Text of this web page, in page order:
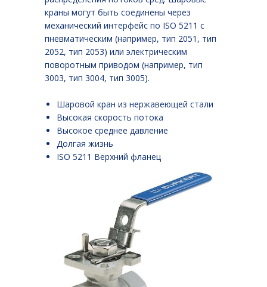
краны могут быть соединены через
механический интерфейс по ISO 5211 с
пневматическим (например, тип 2051, тип
2052, тип 2053) или электрическим
поворотным приводом (например, тип
3003, тип 3004, тип 3005).
Шаровой кран из нержавеющей стали
Высокая скорость потока
Высокое среднее давление
Долгая жизнь
ISO 5211 Верхний фланец